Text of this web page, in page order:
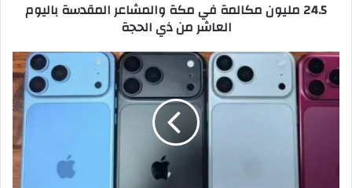
24.5 مليون مكالمة في مكة والمشاعر المقدسة باليوم
العاشر من ذي الحجة
تسريب
جديد
يكشف
ألوان